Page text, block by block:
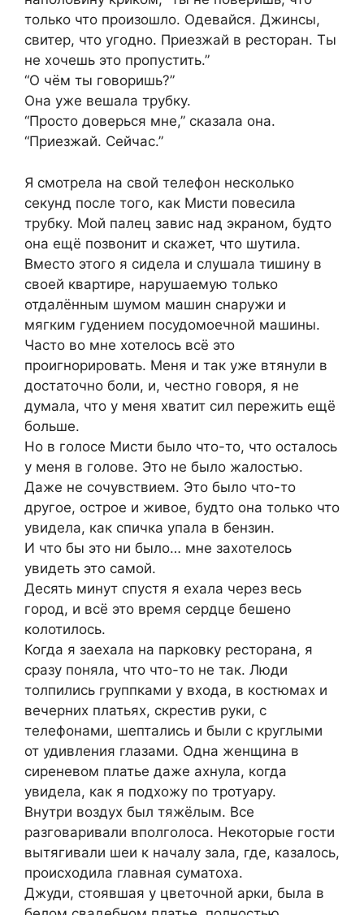
только что произошло. Одевайся. Джинсы,
свитер, что угодно. Приезжай в ресторан. Ты
не хочешь это пропустить.”
“О чём ты говоришь?”
Она уже вешала трубку.
“Просто доверься мне,” сказала она.
“Приезжай. Сейчас.”
Я смотрела на свой телефон несколько
секунд после того, как Мисти повесила
трубку. Мой палец завис над экраном, будто
она ещё позвонит и скажет, что шутила.
Вместо этого я сидела и слушала тишину в
своей квартире, нарушаемую только
отдалённым шумом машин снаружи и
мягким гудением посудомоечной машины.
Часто во мне хотелось всё это
проигнорировать. Меня и так уже втянули в
достаточно боли, и, честно говоря, я не
думала, что у меня хватит сил пережить ещё
больше.
Но в голосе Мисти было что-то, что осталось
у меня в голове. Это не было жалостью.
Даже не сочувствием. Это было что-то
другое, острое и живое, будто она только что
увидела, как спичка упала в бензин.
И что бы это ни было… мне захотелось
увидеть это самой.
Десять минут спустя я ехала через весь
город, и всё это время сердце бешено
колотилось.
Когда я заехала на парковку ресторана, я
сразу поняла, что что-то не так. Люди
толпились группками у входа, в костюмах и
вечерних платьях, скрестив руки, с
телефонами, шептались и были с круглыми
от удивления глазами. Одна женщина в
сиреневом платье даже ахнула, когда
увидела, как я подхожу по тротуару.
Внутри воздух был тяжёлым. Все
разговаривали вполголоса. Некоторые гости
вытягивали шеи к началу зала, где, казалось,
происходила главная суматоха.
Джуди, стоявшая у цветочной арки, была в